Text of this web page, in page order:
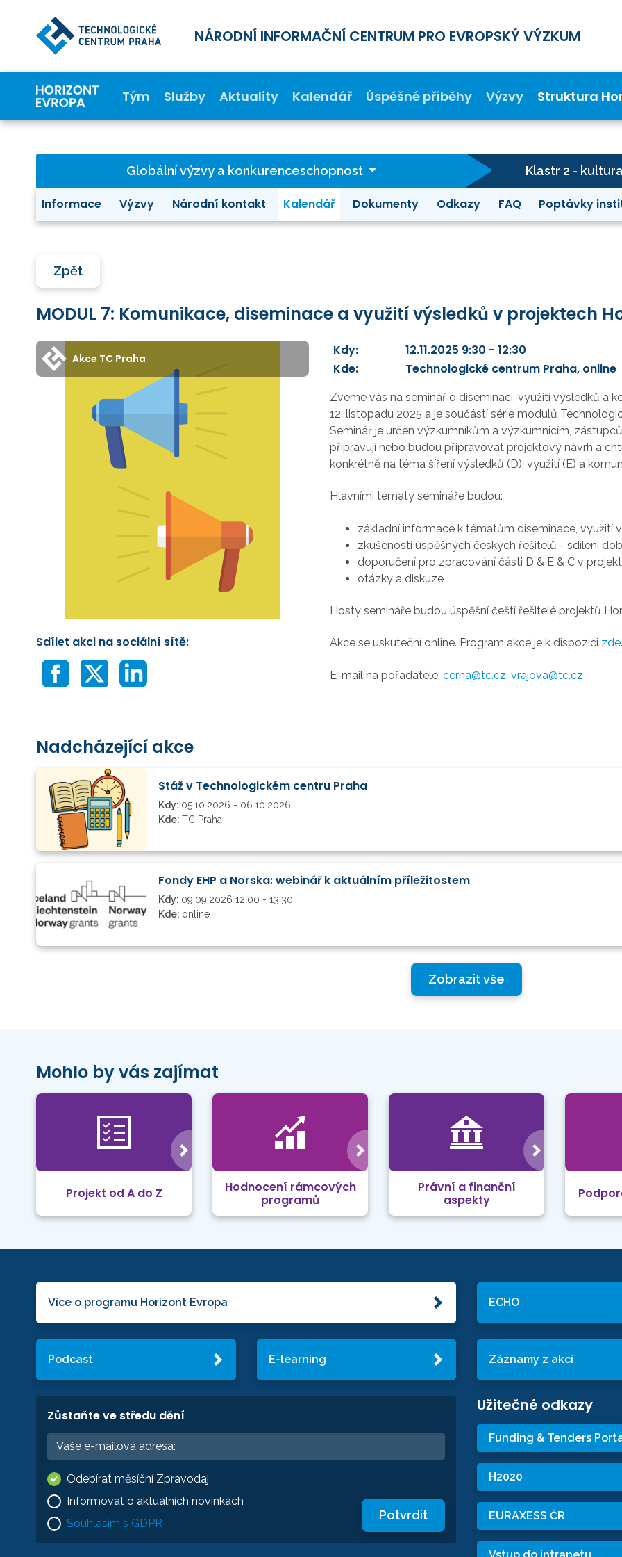
NÁRODNÍ INFORMAČNÍ CENTRUM PRO EVROPSKÝ VÝZKUM
Tým Služby Aktuality Kalendář Úspěšné příběhy Výzvy Struktura
Globální výzvy a konkurenceschopnost Klastr 2 -
Informace Výzvy Národní kontakt Kalendář Dokumenty Odkazy FAQ Poptávky
Zpět
MODUL 7: Komunikace, diseminace a využití výsledků v projektech
Akce TC Praha
Sdílet akci na sociální sítě:
Kdy:
12.11.2025 9:30 - 12:30
Kde:
Technologické centrum Praha, online
Zveme vás na seminář o diseminaci, využití výsledků a
12. listopadu 2025 a je součástí série modulů
Seminář je určenvýzkumníkům a výzkumnicím,
připravují nebo budou připravovat projektový návrh a
konkrétně na téma šíření výsledků (D), využití (E) a
Hlavními tématy semináře budou:
základní informace k tématům diseminace, využití
zkušenosti úspěšných českých řešitelů - sdílení
doporučení pro zpracování části D & E & C v
otázky a diskuze
Hosty semináře budou úspěšní čeští řešitelé projektů
Akce se uskuteční online. Program akce je k dispozici zde
E-mail na pořadatele:cerna@tc.cz, vrajova@tc.cz
Nadcházející akce
Stáž v Technologickém centru Praha
Kdy: 05.10.2026 - 06.10.2026
Kde: TC Praha
Fondy EHP a Norska: webinář k aktuálním příležitostem
Kdy: 09.09.2026 12:00 - 13:30
Kde: online
Zobrazit vše
Mohlo by vás zajímat
Projekt od A do Z
Hodnocení rámcových
programů
Právní a finanční
aspekty
Více o programu Horizont Evropa
Podcast E-learning
Zůstaňte ve středu dění
Odebírat měsíční Zpravodaj
Informovat o aktuálních novinkách
Souhlasím s GDPR
Potvrdit
ECHO
Záznamy z akcí
Užitečné odkazy
Funding & Tenders
H2020
EURAXESS ČR